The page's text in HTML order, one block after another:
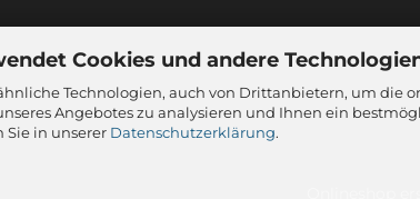
Cookies und andere
Technologien, auch von Drittanbietern, um die
Angebotes zu analysieren und Ihnen ein
in unserer Datenschutzerklärung.